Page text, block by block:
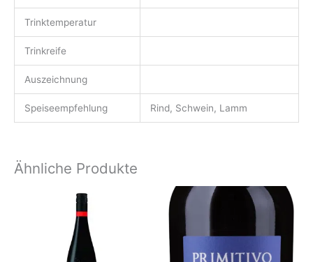
Trinktemperatur
Trinkreife
Auszeichnung
Speiseempfehlung Rind, Schwein, Lamm
Ähnliche Produkte